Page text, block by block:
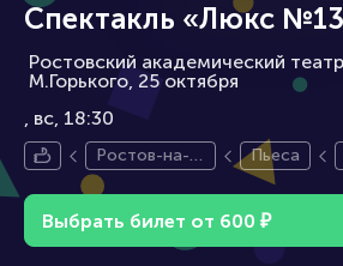
Спектакль «Люкс
Ростовский академический
М.Горького, 25 октября
вс, 18:30
Ростов-на-Д
ону
Пьеса
Выбрать билет от 600 ₽